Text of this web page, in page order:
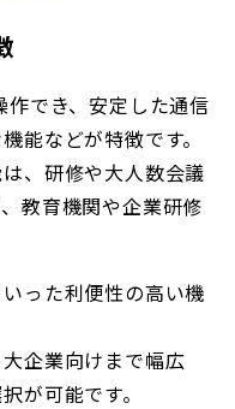
作でき、安定した通信
能などが特徴です。
、研修や大人数会議
教育機関や企業研修
った利便性の高い機
企業向けまで幅広
が可能です。